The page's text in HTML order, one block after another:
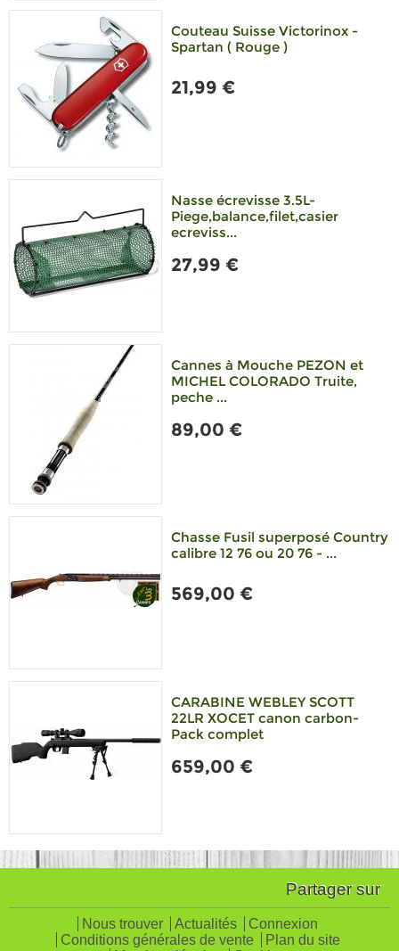
Couteau Suisse Victorinox -
Spartan ( Rouge )
21,99 €
Nasse écrevisse 3.5L-
Piege,balance,filet,casier
ecreviss...
27,99 €
Cannes à Mouche PEZON et
MICHEL COLORADO Truite,
peche ...
89,00 €
Chasse Fusil superposé Country
calibre 12 76 ou 20 76 - ...
569,00 €
CARABINE WEBLEY SCOTT
22LR XOCET canon carbon-
Pack complet
659,00 €
Partager sur
Nous trouver Actualités
Connexion
Conditions générales de vente
Plan du site